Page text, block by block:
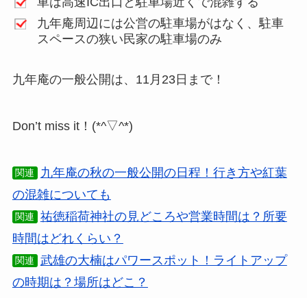
九年庵周辺には公営の駐車場がはなく、駐車
スペースの狭い民家の駐車場のみ
九年庵の一般公開は、11月23日まで！
Don’t miss it！(*^▽^*)
関連
九年庵の秋の一般公開の日程！行き方や紅葉
の混雑についても
関連
祐徳稲荷神社の見どころや営業時間は？所要
時間はどれくらい？
関連
武雄の大楠はパワースポット！ライトアップ
の時期は？場所はどこ？